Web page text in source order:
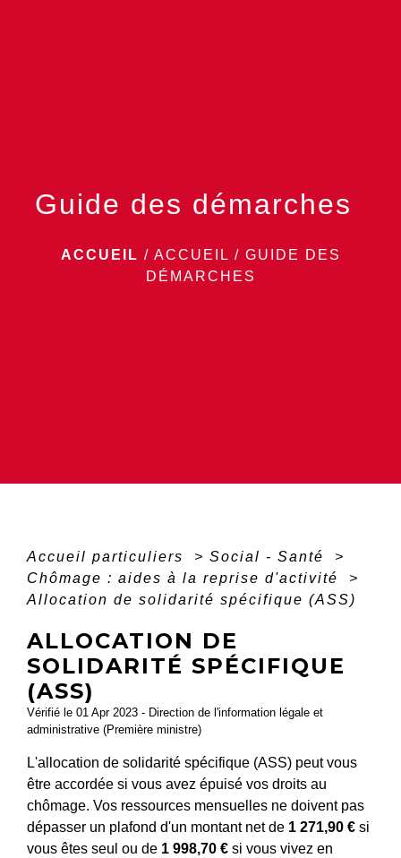
Guide des démarches
ACCUEIL / ACCUEIL / GUIDE DES
DÉMARCHES
Accueil particuliers > Social - Santé
>
Chômage : aides à la reprise d'activité
>
Allocation de solidarité spécifique (ASS)
ALLOCATION DE
SOLIDARITÉ SPÉCIFIQUE
(ASS)
Vérifié le 01 Apr 2023 - Direction de l'information légale et
administrative (Première ministre)
L'allocation de solidarité spécifique (ASS) peut vous
être accordée si vous avez épuisé vos droits au
chômage. Vos ressources mensuelles ne doivent pas
dépasser un plafond d'un montant net de 1 271,90 € si
vous êtes seul ou de 1 998,70 € si vous vivez en